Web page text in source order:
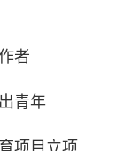
者
青年
项目立项